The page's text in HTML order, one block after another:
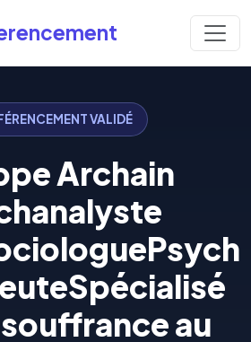
VALIDÉ
Archain
au